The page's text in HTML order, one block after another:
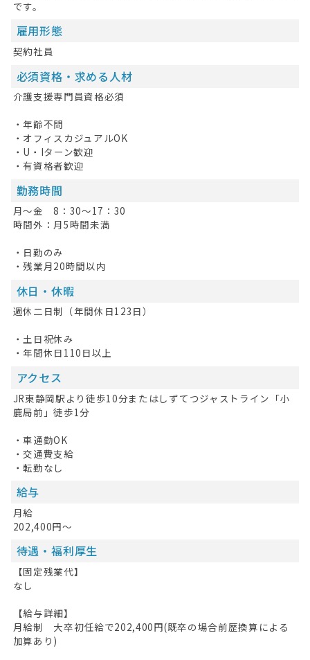
無料会員登録
ログイン
キープした求人
お問い合わせ
です。
雇用形態
契約社員
必須資格・求める人材
介護支援専門員資格必須
・年齢不問
・オフィスカジュアルOK
・U・Iターン歓迎
・有資格者歓迎
勤務時間
月～金 8：30～17：30
時間外：月5時間未満
・日勤のみ
・残業月20時間以内
休日・休暇
週休二日制（年間休日123日）
・土日祝休み
・年間休日110日以上
アクセス
JR東静岡駅より徒歩10分またはしずてつジャストライン「小
鹿局前」徒歩1分
・車通勤OK
・交通費支給
・転勤なし
給与
月給
202,400円～
待遇・福利厚生
【固定残業代】
なし
【給与詳細】
月給制 大卒初任給で202,400円(既卒の場合前歴換算による
加算あり)